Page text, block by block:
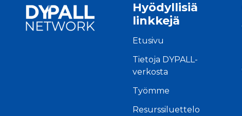
Hyödyllisiä
linkkejä
Etusivu
Tietoja DYPALL-
verkosta
Työmme
Resurssiluettelo